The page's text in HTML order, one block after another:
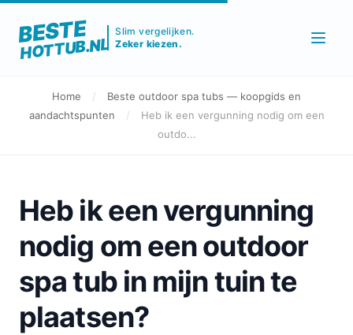
BESTE
HOTTUB.NL
Slim vergelijken.
Zeker kiezen.
Home /
Beste outdoor spa tubs — koopgids en
aandachtspunten
/
Heb ik een vergunning nodig om een
outdo...
Heb ik een vergunning
nodig om een outdoor
spa tub in mijn tuin te
plaatsen?